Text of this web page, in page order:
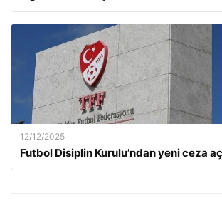
12/12/2025
Futbol Disiplin Kurulu’ndan yeni ceza